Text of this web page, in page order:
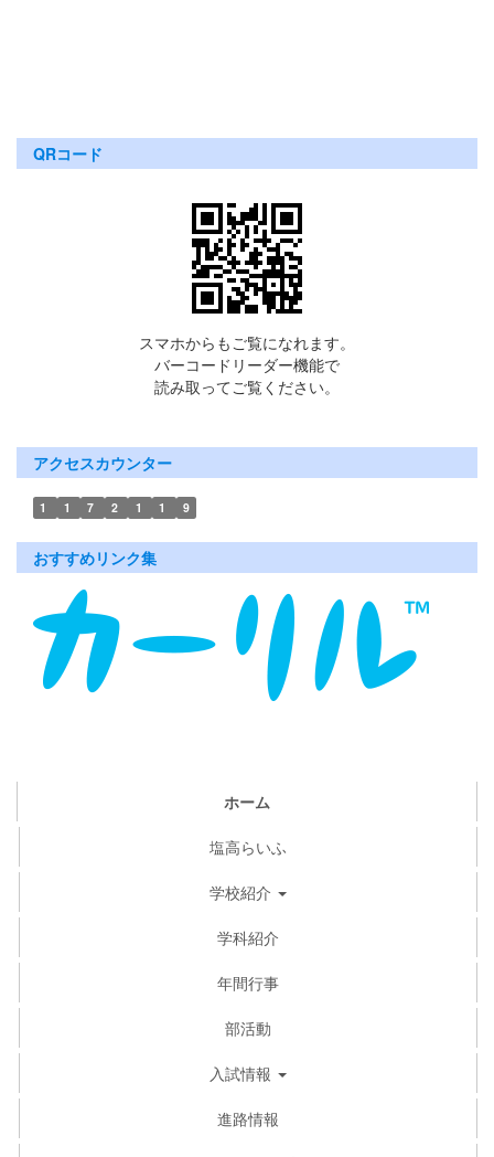
QRコード
スマホからもご覧になれます。
バーコードリーダー機能で
読み取ってご覧ください。
アクセスカウンター
1 1 7 2 1 1 9
おすすめリンク集
ホーム
塩高らいふ
学校紹介
学科紹介
年間行事
部活動
入試情報
進路情報